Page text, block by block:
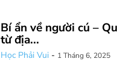
Bí ẩn về người cú –
từ địa...
Học Phải Vui - 1 Tháng 6, 2025